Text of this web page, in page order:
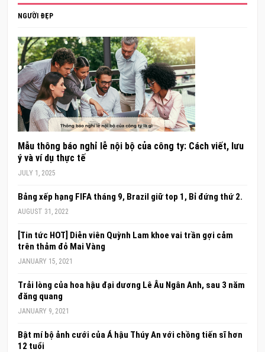
NGƯỜI ĐẸP
Mẫu thông báo nghỉ lễ nội bộ của công ty: Cách viết, lưu
ý và ví dụ thực tế
JULY 1, 2025
Bảng xếp hạng FIFA tháng 9, Brazil giữ top 1, Bỉ đứng thứ 2.
AUGUST 31, 2022
[Tin tức HOT] Diễn viên Quỳnh Lam khoe vai trần gợi cảm
trên thảm đỏ Mai Vàng
JANUARY 15, 2021
Trải lòng của hoa hậu đại dương Lê Âu Ngân Anh, sau 3 năm
đăng quang
JANUARY 9, 2021
Bật mí bộ ảnh cưới của Á hậu Thúy An với chồng tiến sĩ hơn
12 tuổi